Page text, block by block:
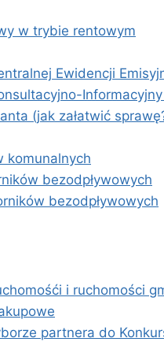
w trybie rentowym
Ewidencji
(jak załatwić
komunalnych
bezodpływowych
bezodpływowych
i ruchomości
partnera do